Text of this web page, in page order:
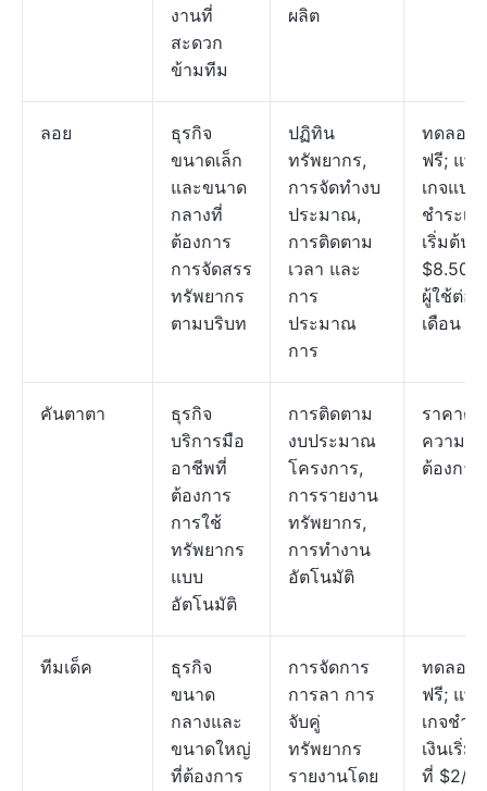
งานที่
สะดวก
ข้ามทีม
ผลิต
ลอย
ธุรกิจ
ขนาดเล็ก
และขนาด
กลางที่
ต้องการ
การจัดสรร
ทรัพยากร
ตามบริบท
ปฏิทิน
ทรัพยากร,
การจัดทำงบ
ประมาณ,
การติดตาม
เวลา และ
การ
ประมาณ
การ
ทดลอง
ฟรี; แพ็ก
เกจแบบ
ชำระเงิ
เริ่มต้นที่
$8.50
ผู้ใช้ต่อ
เดือน
คันตาตา
ธุรกิจ
บริการมือ
อาชีพที่
ต้องการ
การใช้
ทรัพยากร
แบบ
อัตโนมัติ
การติดตาม
งบประมาณ
โครงการ,
การรายงาน
ทรัพยากร,
การทำงาน
อัตโนมัติ
ราคาต
ความ
ต้องการ
ทีมเด็ค
ธุรกิจ
ขนาด
กลางและ
ขนาดใหญ่
ที่ต้องการ
การจัดการ
การลา การ
จับคู่
ทรัพยากร
รายงานโดย
ทดลอง
ฟรี; แพ็ก
เกจชำร
เงินเริ่ม
ที่ $2/ผู้